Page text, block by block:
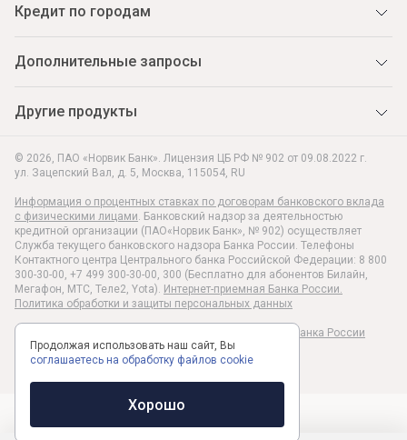
© 2026, ПАО «Норвик Банк». Лицензия ЦБ РФ № 902 от 09.08.2022 г.
ул. Зацепский Вал, д. 5, Москва, 115054, RU
Информация о процентных ставках по договорам банковского вклада
с физическими лицами. Банковский надзор за деятельностью
кредитной организации (ПАО«Норвик Банк», № 902) осуществляет
Служба текущего банковского надзора Банка России. Телефоны
Контактного центра Центрального банка Российской Федерации: 8 800
300-30-00, +7 499 300-30-00, 300 (Бесплатно для абонентов Билайн,
Мегафон, МТС, Теле2, Yota). Интернет-приемная Банка России.
Политика обработки и защиты персональных данных
Раскрытие информации в соответствии c Указанием Банка России
№6496-У
Кредит по городам
Дополнительные запросы
Другие продукты
Продолжая использовать наш сайт, Вы
соглашаетесь на обработку файлов cookie
Хорошо